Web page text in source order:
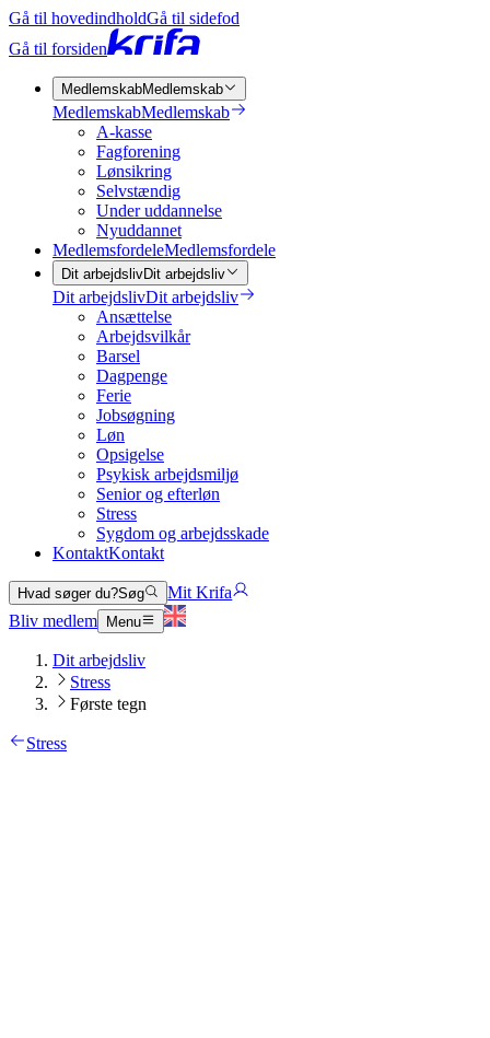
Gå til hovedindholdGå til sidefod
Gå til forsiden
MedlemskabMedlemskab
MedlemskabMedlemskab
A-kasse
Fagforening
Lønsikring
Selvstændig
Under uddannelse
Nyuddannet
MedlemsfordeleMedlemsfordele
Dit arbejdslivDit arbejdsliv
Dit arbejdslivDit arbejdsliv
Ansættelse
Arbejdsvilkår
Barsel
Dagpenge
Ferie
Jobsøgning
Løn
Opsigelse
Psykisk arbejdsmiljø
Senior og efterløn
Stress
Sygdom og arbejdsskade
KontaktKontakt
Hvad søger du?Søg
Mit Krifa
Bliv medlem
Menu
Dit arbejdsliv
Stress
Første tegn
Stress